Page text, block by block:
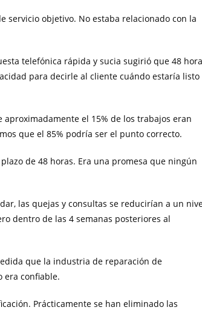
servicio objetivo. No estaba relacionado con la
telefónica rápida y sucia sugirió que 48
para decirle al cliente cuándo estaría listo
el 15% de los trabajos eran
que el 85% podría ser el punto correcto.
de 48 horas. Era una promesa que ningún
las quejas y consultas se reducirían a un
dentro de las 4 semanas posteriores al
que la industria de reparación de
era confiable.
Prácticamente se han eliminado las